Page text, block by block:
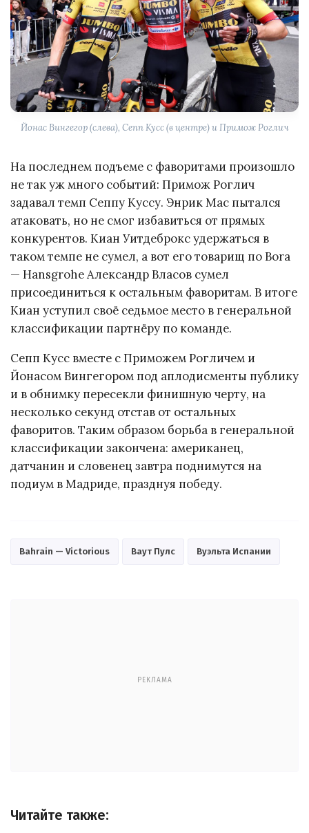
Йонас Вингегор (слева), Сепп Кусс (в центре) и Примож Роглич
На последнем подъеме с фаворитами произошло
не так уж много событий: Примож Роглич
задавал темп Сеппу Куссу. Энрик Мас пытался
атаковать, но не смог избавиться от прямых
конкурентов. Киан Уитдеброкс удержаться в
таком темпе не сумел, а вот его товарищ по Bora
— Hansgrohe Александр Власов сумел
присоединиться к остальным фаворитам. В итоге
Киан уступил своё седьмое место в генеральной
классификации партнёру по команде.
Сепп Кусс вместе с Приможем Рогличем и
Йонасом Вингегором под аплодисменты публику
и в обнимку пересекли финишную черту, на
несколько секунд отстав от остальных
фаворитов. Таким образом борьба в генеральной
классификации закончена: американец,
датчанин и словенец завтра поднимутся на
подиум в Мадриде, празднуя победу.
Bahrain — Victorious Ваут Пулс Вуэльта Испании
РЕКЛАМА
Читайте также: